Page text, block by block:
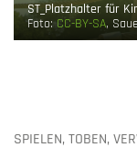
ST_Platzhalter für
Foto: CC-BY-SA,
SPIELEN, TOBEN,